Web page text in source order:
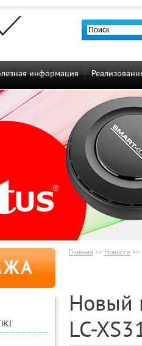
информация
Главная >> Новости >>
Новый
LC-